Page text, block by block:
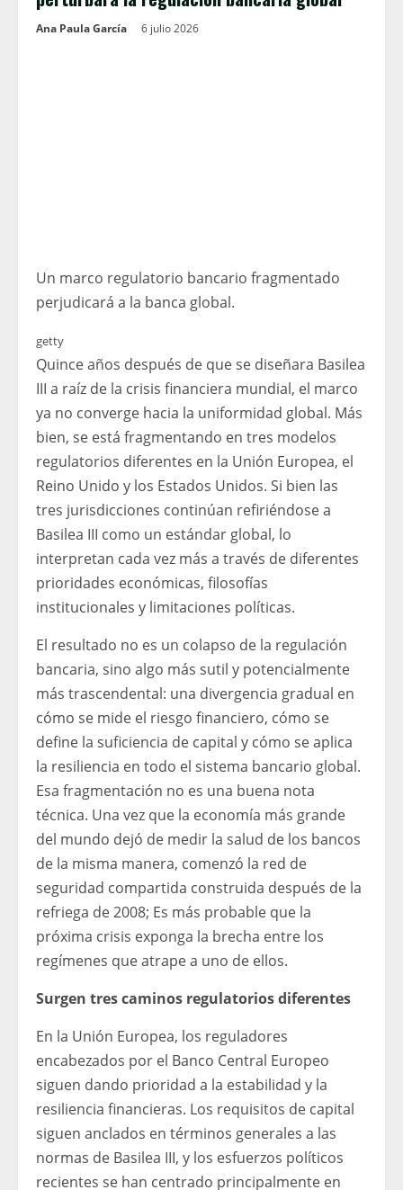
Ana Paula García 6 julio 2026
Un marco regulatorio bancario fragmentado
perjudicará a la banca global.
getty
Quince años después de que se diseñara Basilea
III a raíz de la crisis financiera mundial, el marco
ya no converge hacia la uniformidad global. Más
bien, se está fragmentando en tres modelos
regulatorios diferentes en la Unión Europea, el
Reino Unido y los Estados Unidos. Si bien las
tres jurisdicciones continúan refiriéndose a
Basilea III como un estándar global, lo
interpretan cada vez más a través de diferentes
prioridades económicas, filosofías
institucionales y limitaciones políticas.
El resultado no es un colapso de la regulación
bancaria, sino algo más sutil y potencialmente
más trascendental: una divergencia gradual en
cómo se mide el riesgo financiero, cómo se
define la suficiencia de capital y cómo se aplica
la resiliencia en todo el sistema bancario global.
Esa fragmentación no es una buena nota
técnica. Una vez que la economía más grande
del mundo dejó de medir la salud de los bancos
de la misma manera, comenzó la red de
seguridad compartida construida después de la
refriega de 2008; Es más probable que la
próxima crisis exponga la brecha entre los
regímenes que atrape a uno de ellos.
Surgen tres caminos regulatorios diferentes
En la Unión Europea, los reguladores
encabezados por el Banco Central Europeo
siguen dando prioridad a la estabilidad y la
resiliencia financieras. Los requisitos de capital
siguen anclados en términos generales a las
normas de Basilea III, y los esfuerzos políticos
recientes se han centrado principalmente en